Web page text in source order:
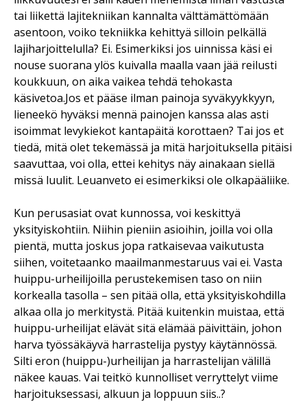
tai liikettä lajitekniikan kannalta välttämättömään
asentoon, voiko tekniikka kehittyä silloin pelkällä
lajiharjoittelulla? Ei. Esimerkiksi jos uinnissa käsi ei
nouse suorana ylös kuivalla maalla vaan jää reilusti
koukkuun, on aika vaikea tehdä tehokasta
käsivetoa.Jos et pääse ilman painoja syväkyykkyyn,
lieneekö hyväksi mennä painojen kanssa alas asti
isoimmat levykiekot kantapäitä korottaen? Tai jos et
tiedä, mitä olet tekemässä ja mitä harjoituksella pitäisi
saavuttaa, voi olla, ettei kehitys näy ainakaan siellä
missä luulit. Leuanveto ei esimerkiksi ole olkapääliike.
Kun perusasiat ovat kunnossa, voi keskittyä
yksityiskohtiin. Niihin pieniin asioihin, joilla voi olla
pientä, mutta joskus jopa ratkaisevaa vaikutusta
siihen, voitetaanko maailmanmestaruus vai ei. Vasta
huippu-urheilijoilla perustekemisen taso on niin
korkealla tasolla – sen pitää olla, että yksityiskohdilla
alkaa olla jo merkitystä. Pitää kuitenkin muistaa, että
huippu-urheilijat elävät sitä elämää päivittäin, johon
harva työssäkäyvä harrastelija pystyy käytännössä.
Silti eron (huippu-)urheilijan ja harrastelijan välillä
näkee kauas. Vai teitkö kunnolliset verryttelyt viime
harjoituksessasi, alkuun ja loppuun siis..?